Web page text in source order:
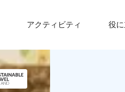
アクティビティ 役